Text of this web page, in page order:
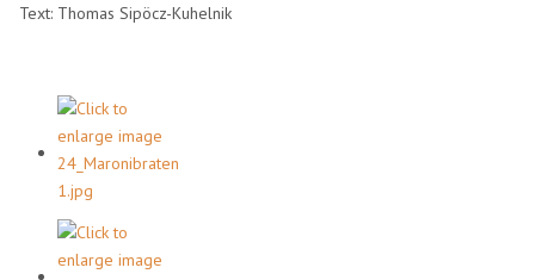
Text: Thomas Sipöcz-Kuhelnik